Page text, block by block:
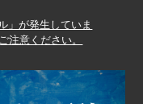
」が発生していま
注意ください。